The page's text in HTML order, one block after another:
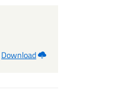
Download